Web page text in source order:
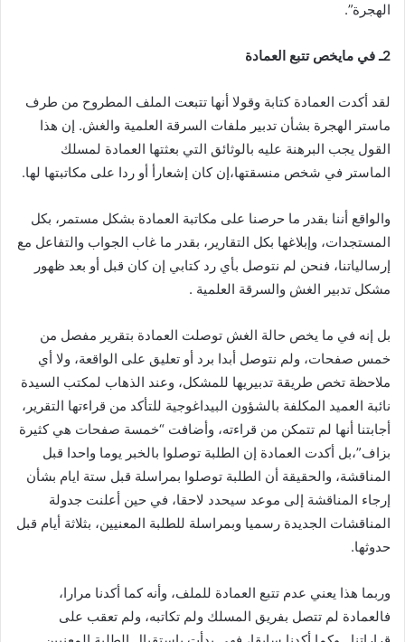
الهجرة”.
2ـ في مايخص تتبع العمادة
لقد أكدت العمادة كتابة وقولا أنها تتبعت الملف المطروح من طرف
ماستر الهجرة بشأن تدبير ملفات السرقة العلمية والغش. إن هذا
القول يجب البرهنة عليه بالوثائق التي بعثتها العمادة لمسلك
الماستر في شخص منسقتها،إن كان إشعارأ أو ردا على مكاتبتها لها.
والواقع أننا بقدر ما حرصنا على مكاتبة العمادة بشكل مستمر، بكل
المستجدات، وإبلاغها بكل التقارير، بقدر ما غاب الجواب والتفاعل مع
إرسالياتنا، فنحن لم نتوصل بأي رد كتابي إن كان قبل أو بعد ظهور
مشكل تدبير الغش والسرقة العلمية .
بل إنه في ما يخص حالة الغش توصلت العمادة بتقرير مفصل من
خمس صفحات، ولم نتوصل أبدا برد أو تعليق على الواقعة، ولا أي
ملاحظة تخص طريقة تدبيريها للمشكل، وعند الذهاب لمكتب السيدة
نائبة العميد المكلفة بالشؤون البيداغوجية للتأكد من قراءتها التقرير،
أجابتنا أنها لم تتمكن من قراءته، وأضافت “خمسة صفحات هي كثيرة
بزاف”،بل أكدت العمادة إن الطلبة توصلوا بالخبر يوما واحدا قبل
المناقشة، والحقيقة أن الطلبة توصلوا بمراسلة قبل ستة ايام بشأن
إرجاء المناقشة إلى موعد سيحدد لاحقا، في حين أعلنت جدولة
المناقشات الجديدة رسميا وبمراسلة للطلبة المعنيين، بثلاثة أيام قبل
حدوثها.
وربما هذا يعني عدم تتبع العمادة للملف، وأنه كما أكدنا مرارا،
فالعمادة لم تتصل بفريق المسلك ولم تكاتبه، ولم تعقب على